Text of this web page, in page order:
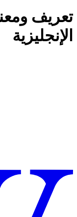
الإنجليزية